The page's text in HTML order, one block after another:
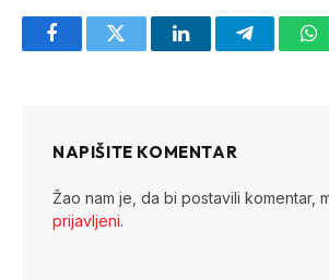
FacebookTwitter LinkedInTelegram
NAPIŠITE KOMENTAR
Žao nam je, da bi postavili komentar,
prijavljeni.